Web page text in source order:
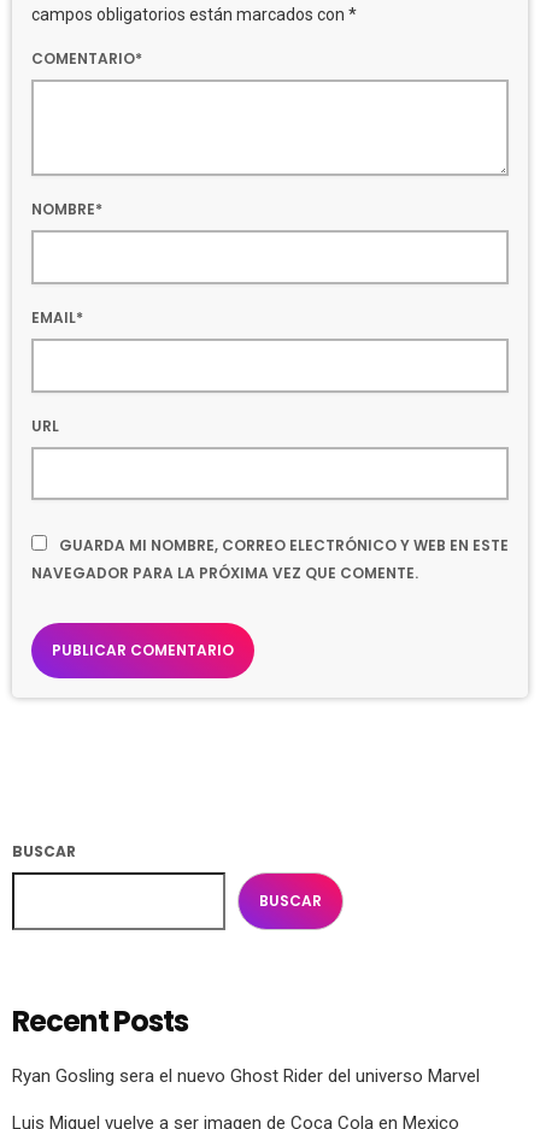
campos obligatorios están marcados con *
COMENTARIO*
NOMBRE*
EMAIL*
URL
GUARDA MI NOMBRE, CORREO ELECTRÓNICO Y WEB EN ESTE
NAVEGADOR PARA LA PRÓXIMA VEZ QUE COMENTE.
BUSCAR
BUSCAR
Recent Posts
Ryan Gosling sera el nuevo Ghost Rider del universo Marvel
Luis Miguel vuelve a ser imagen de Coca Cola en Mexico